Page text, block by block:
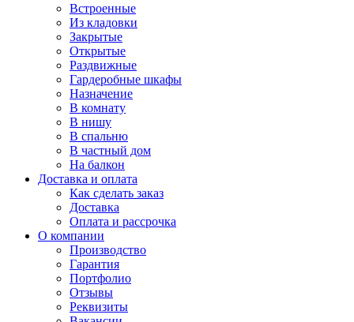
Встроенные
Из кладовки
Закрытые
Открытые
Раздвижные
Гардеробные шкафы
Назначение
В комнату
В нишу
В спальню
В частный дом
На балкон
Доставка и оплата
Как сделать заказ
Доставка
Оплата и рассрочка
О компании
Производство
Гарантия
Портфолио
Отзывы
Реквизиты